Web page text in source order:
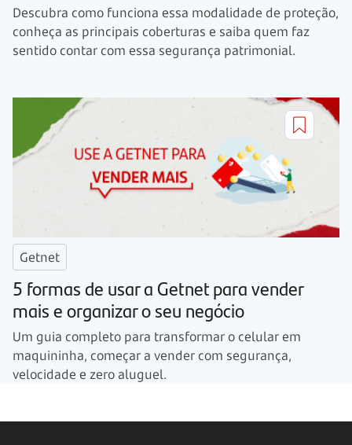
Descubra como funciona essa modalidade de proteção,
conheça as principais coberturas e saiba quem faz
sentido contar com essa segurança patrimonial.
Getnet
5 formas de usar a Getnet para vender
mais e organizar o seu negócio
Um guia completo para transformar o celular em
maquininha, começar a vender com segurança,
velocidade e zero aluguel.